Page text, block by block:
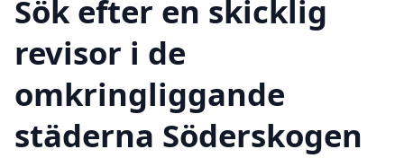
Sök efter en skicklig
revisor i de
omkringliggande
städerna Söderskogen